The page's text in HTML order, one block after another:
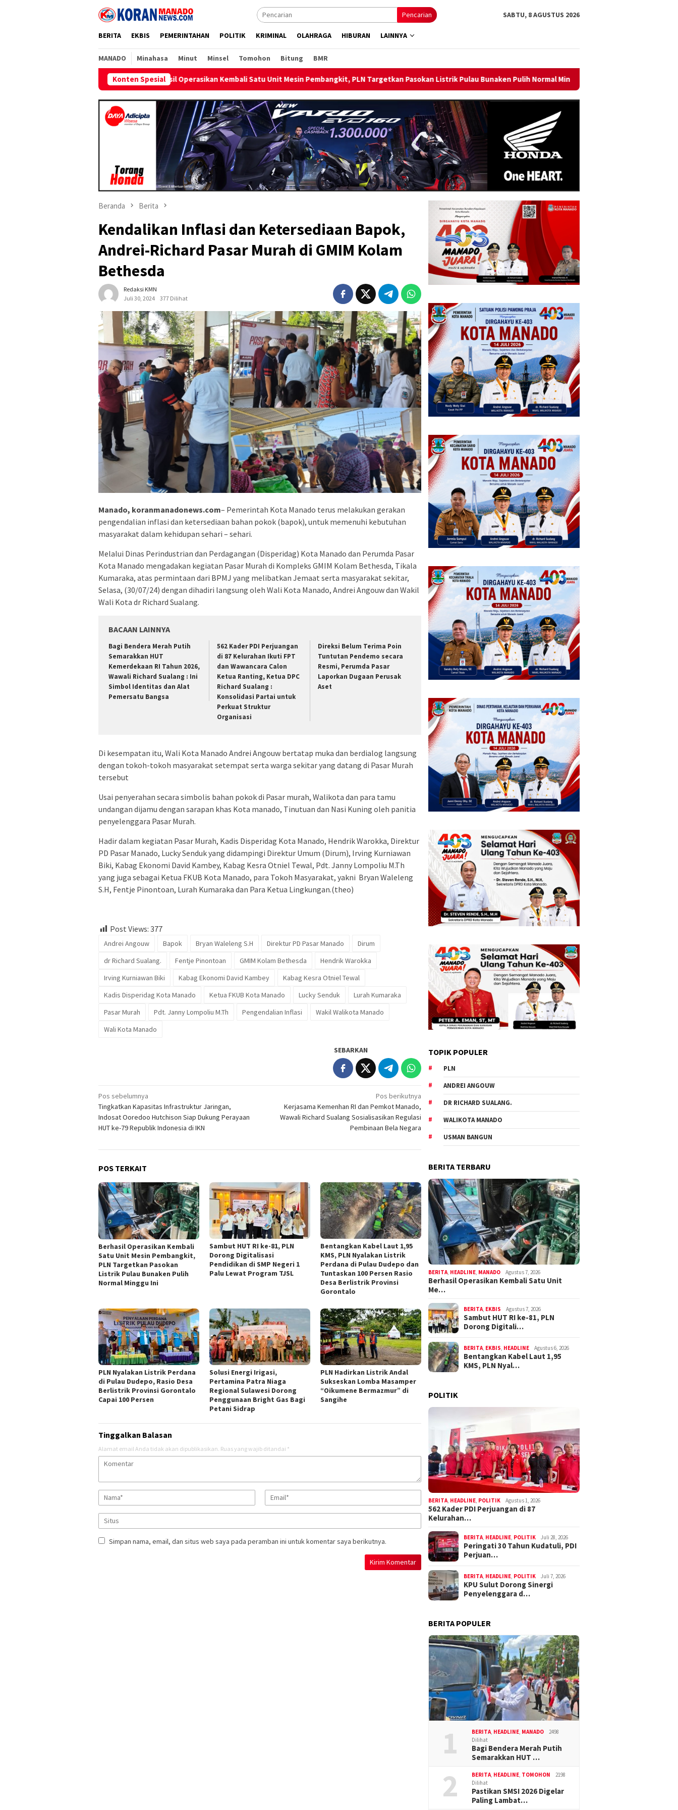
Pencarian SABTU, 8 AGUSTUS 2026
BERITA EKBIS PEMERINTAHAN POLITIK KRIMINAL OLAHRAGA HIBURAN LAINNYA
MANADO Minahasa Minut Minsel Tomohon Bitung BMR
Konten Spesial
Berhasil Operasikan Kembali Satu Unit Mesin Pembangkit, PLN Targetkan Pasokan Listrik Pulau Bunaken Pulih Normal Minggu Ini Sambut HUT RI ke-81, PLN Dorong
Beranda Berita
Kendalikan Inflasi dan Ketersediaan Bapok,
Andrei-Richard Pasar Murah di GMIM Kolam
Bethesda
Redaksi KMN
Juli 30, 2024
377 Dilihat
Manado, koranmanadonews.com– Pemerintah Kota Manado terus melakukan gerakan
pengendalian inflasi dan ketersediaan bahan pokok (bapok), untuk memenuhi kebutuhan
masyarakat dalam kehidupan sehari – sehari.
Melalui Dinas Perindustrian dan Perdagangan (Disperidag) Kota Manado dan Perumda Pasar
Kota Manado mengadakan kegiatan Pasar Murah di Kompleks GMIM Kolam Bethesda, Tikala
Kumaraka, atas permintaan dari BPMJ yang melibatkan Jemaat serta masyarakat sekitar,
Selasa, (30/07/24) dengan dihadiri langsung oleh Wali Kota Manado, Andrei Angouw dan Wakil
Wali Kota dr Richard Sualang.
BACAAN LAINNYA
Bagi Bendera Merah Putih
Semarakkan HUT
Kemerdekaan RI Tahun 2026,
Wawali Richard Sualang : Ini
Simbol Identitas dan Alat
Pemersatu Bangsa
562 Kader PDI Perjuangan
di 87 Kelurahan Ikuti FPT
dan Wawancara Calon
Ketua Ranting, Ketua DPC
Richard Sualang :
Konsolidasi Partai untuk
Perkuat Struktur
Organisasi
Direksi Belum Terima Poin
Tuntutan Pendemo secara
Resmi, Perumda Pasar
Laporkan Dugaan Perusak
Aset
Di kesempatan itu, Wali Kota Manado Andrei Angouw bertatap muka dan berdialog langsung
dengan tokoh-tokoh masyarakat setempat serta warga sekitar yang datang di Pasar Murah
tersebut
Usai penyerahan secara simbolis bahan pokok di Pasar murah, Walikota dan para tamu
undangan dijamu dengan sarapan khas Kota manado, Tinutuan dan Nasi Kuning oleh panitia
penyelenggara Pasar Murah.
Hadir dalam kegiatan Pasar Murah, Kadis Disperidag Kota Manado, Hendrik Warokka, Direktur
PD Pasar Manado, Lucky Senduk yang didampingi Direktur Umum (Dirum), Irving Kurniawan
Biki, Kabag Ekonomi David Kambey, Kabag Kesra Otniel Tewal, Pdt. Janny Lompoliu M.Th
yang juga sebagai Ketua FKUB Kota Manado, para Tokoh Masyarakat, yakni Bryan Waleleng
S.H, Fentje Pinontoan, Lurah Kumaraka dan Para Ketua Lingkungan.(theo)
Post Views: 377
Andrei Angouw Bapok Bryan Waleleng S.H Direktur PD Pasar Manado
Dirum
dr Richard Sualang.
Fentje Pinontoan GMIM Kolam Bethesda
Hendrik Warokka
Irving Kurniawan Biki
Kabag Ekonomi David Kambey
Kabag Kesra Otniel Tewal
Kadis Disperidag Kota Manado
Ketua FKUB Kota Manado Lucky Senduk
Lurah Kumaraka
Pasar Murah
Pdt. Janny Lompoliu M.Th Pengendalian Inflasi
Wakil Walikota Manado
Wali Kota Manado
SEBARKAN
Navigasi
pos
Pos sebelumnya
Tingkatkan Kapasitas Infrastruktur Jaringan,
Indosat Ooredoo Hutchison Siap Dukung Perayaan
HUT ke-79 Republik Indonesia di IKN
Pos berikutnya
Kerjasama Kemenhan RI dan Pemkot Manado,
Wawali Richard Sualang Sosialisasikan Regulasi
Pembinaan Bela Negara
POS TERKAIT
Berhasil Operasikan Kembali
Satu Unit Mesin Pembangkit,
PLN Targetkan Pasokan
Listrik Pulau Bunaken Pulih
Normal Minggu Ini
Sambut HUT RI ke-81, PLN
Dorong Digitalisasi
Pendidikan di SMP Negeri 1
Palu Lewat Program TJSL
Bentangkan Kabel Laut 1,95
KMS, PLN Nyalakan Listrik
Perdana di Pulau Dudepo dan
Tuntaskan 100 Persen Rasio
Desa Berlistrik Provinsi
Gorontalo
PLN Nyalakan Listrik Perdana
di Pulau Dudepo, Rasio Desa
Berlistrik Provinsi Gorontalo
Capai 100 Persen
Solusi Energi Irigasi,
Pertamina Patra Niaga
Regional Sulawesi Dorong
Penggunaan Bright Gas Bagi
Petani Sidrap
PLN Hadirkan Listrik Andal
Sukseskan Lomba Masamper
“Oikumene Bermazmur” di
Sangihe
Tinggalkan Balasan
Alamat email Anda tidak akan dipublikasikan. Ruas yang wajib ditandai *
Simpan nama, email, dan situs web saya pada peramban ini untuk komentar saya berikutnya.
TOPIK POPULER
PLN
ANDREI ANGOUW
DR RICHARD SUALANG.
WALIKOTA MANADO
USMAN BANGUN
BERITA TERBARU
BERITA HEADLINE MANADO Agustus 7, 2026
Berhasil Operasikan Kembali Satu Unit
Me…
BERITA EKBIS Agustus 7, 2026
Sambut HUT RI ke-81, PLN
Dorong Digitali…
BERITA EKBIS HEADLINE Agustus 6, 2026
Bentangkan Kabel Laut 1,95
KMS, PLN Nyal…
POLITIK
BERITA HEADLINE POLITIK Agustus 1, 2026
562 Kader PDI Perjuangan di 87
Kelurahan…
BERITA HEADLINE POLITIK Juli 28, 2026
Peringati 30 Tahun Kudatuli, PDI
Perjuan…
BERITA HEADLINE POLITIK Juli 7, 2026
KPU Sulut Dorong Sinergi
Penyelenggara d…
BERITA POPULER
1 BERITA, HEADLINE, MANADO
2498
Dilihat
Bagi Bendera Merah Putih
Semarakkan HUT …
2 BERITA, HEADLINE, TOMOHON
2198
Dilihat
Pastikan SMSI 2026 Digelar
Paling Lambat…